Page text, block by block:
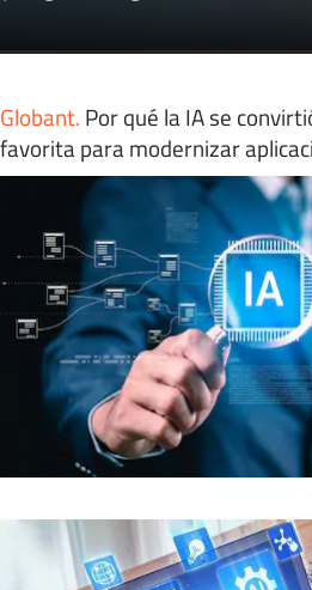
Globant. Por qué la IA se
favorita para modernizar